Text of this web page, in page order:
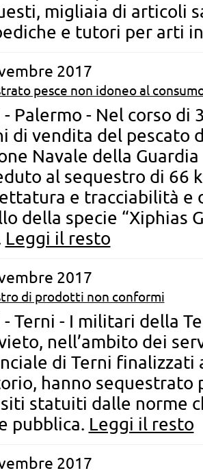
migliaia di articoli
e tutori per arti
2017
pesce non idoneo al
- Palermo - Nel corso
di vendita del pescato
Navale della
al sequestro di 66
e tracciabilità e
della specie “Xiphias
Leggi il resto
2017
di prodotti non conformi
- Terni - I militari della
nell’ambito dei
di Terni
hanno sequestrato
statuiti dalle norme
pubblica. Leggi il resto
2017